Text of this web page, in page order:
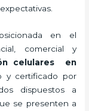
en el
comercial y
celulares en
y certificado por
dispuestos a
se presenten a